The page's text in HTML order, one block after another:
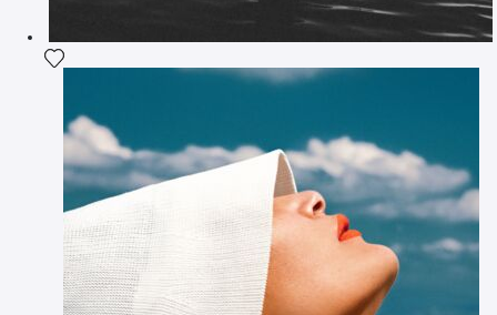
Ajouter la photographie à ma wishlist